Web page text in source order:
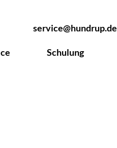
service@hundrup.de
Schulung